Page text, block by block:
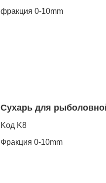
фракция 0-10mm
Сухарь для
Koд K8
Фракция 0-10mm